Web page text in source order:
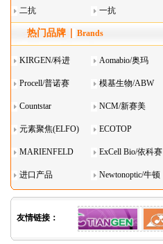
二抗 一抗
热门品牌 Brands
KIRGEN/科进 Aomabio/奥玛
Procell/普诺赛 模基生物/ABW
Countstar NCM/新赛美
元素聚焦(ELFO) ECOTOP
MARIENFELD ExCell Bio/依科赛
进口产品 Newtonoptic/牛顿
光学
友情链接：